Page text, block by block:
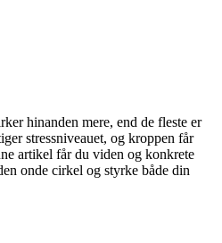
hinanden mere, end de fleste er
stressniveauet, og kroppen får
artikel får du viden og konkrete
onde cirkel og styrke både din